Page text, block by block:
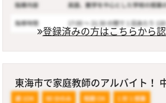
登録済みの方はこちらから
東海市で家庭教師のアルバイト！